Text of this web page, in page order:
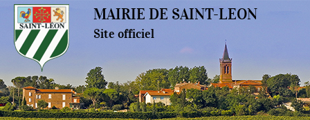
MAIRIE DE SAINT-LEON
Site officiel